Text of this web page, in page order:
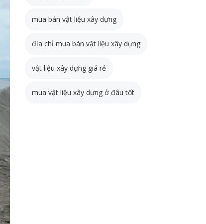
mua bán vật liệu xây dựng
địa chỉ mua bán vật liệu xây dựng
vật liệu xây dựng giá rẻ
mua vật liệu xây dựng ở đâu tốt